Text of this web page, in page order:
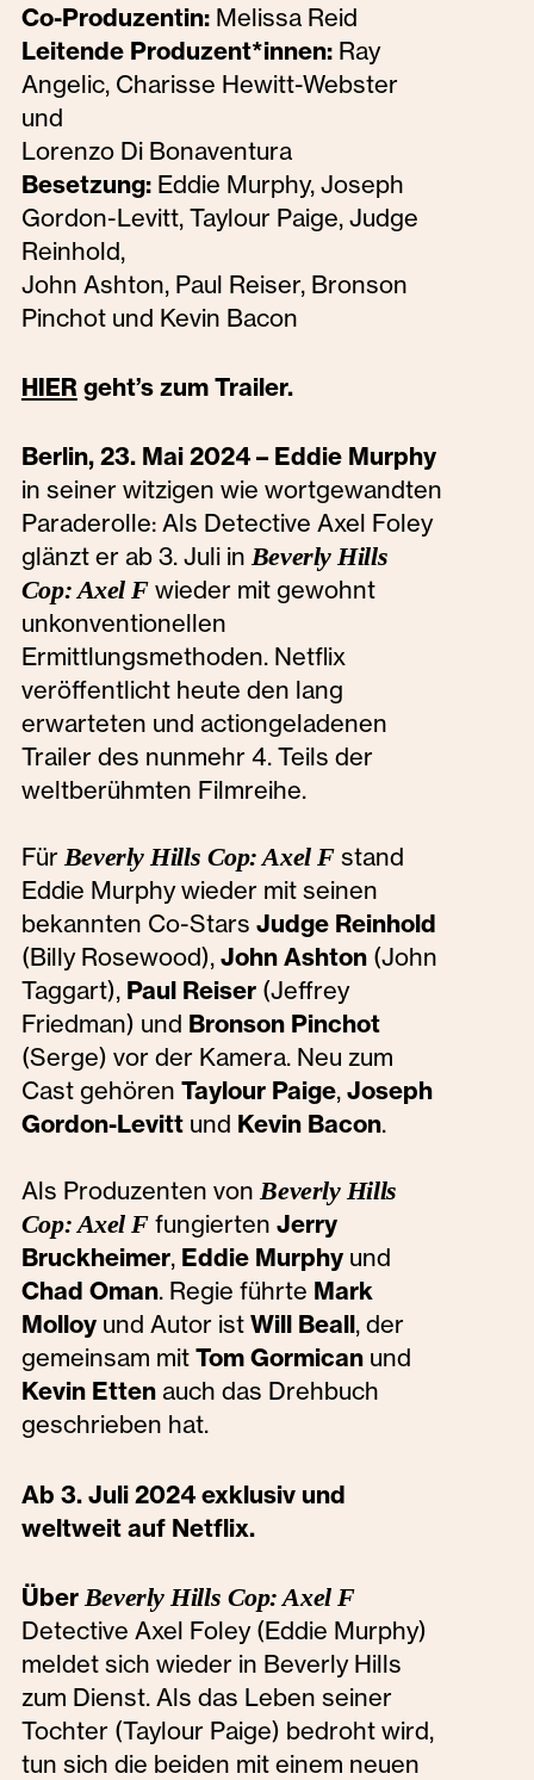
Co-Produzentin:Melissa Reid
Leitende Produzent*innen:Ray
Angelic, Charisse Hewitt-Webster
und
Lorenzo Di Bonaventura
Besetzung:Eddie Murphy, Joseph
Gordon-Levitt, Taylour Paige, Judge
Reinhold,
John Ashton, Paul Reiser, Bronson
Pinchot und Kevin Bacon
HIER geht’s zum Trailer.
Berlin, 23. Mai 2024 – Eddie Murphy
in seiner witzigen wie wortgewandten
Paraderolle: Als Detective Axel Foley
glänzt er ab 3. Juli inBeverly Hills
Cop: Axel F wieder mit gewohnt
unkonventionellen
Ermittlungsmethoden. Netflix
veröffentlicht heute den lang
erwarteten und actiongeladenen
Trailer des nunmehr 4. Teils der
weltberühmten Filmreihe.
FürBeverly Hills Cop: Axel Fstand
Eddie Murphy wieder mit seinen
bekannten Co-Stars Judge Reinhold
(Billy Rosewood), John Ashton(John
Taggart), Paul Reiser(Jeffrey
Friedman) und Bronson Pinchot
(Serge) vor der Kamera. Neu zum
Cast gehören Taylour Paige, Joseph
Gordon-Levittund Kevin Bacon.
Als Produzenten von Beverly Hills
Cop: Axel F fungiertenJerry
Bruckheimer, Eddie Murphyund
Chad Oman. Regie führte Mark
Molloyund Autor ist Will Beall, der
gemeinsam mit Tom Gormicanund
Kevin Ettenauch das Drehbuch
geschrieben hat.
Ab 3. Juli 2024 exklusiv und
weltweit auf Netflix.
Über Beverly Hills Cop: Axel F
Detective Axel Foley (Eddie Murphy)
meldet sich wieder in Beverly Hills
zum Dienst. Als das Leben seiner
Tochter (Taylour Paige) bedroht wird,
tun sich die beiden mit einem neuen